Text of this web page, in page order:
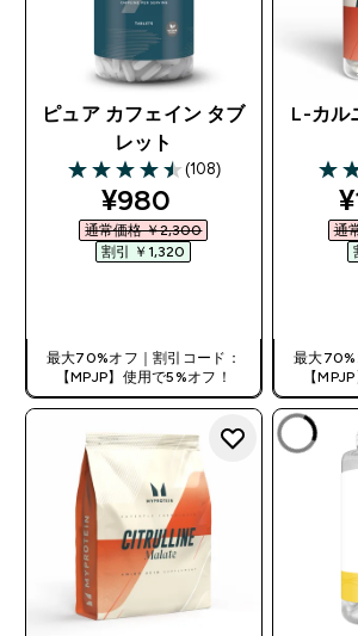
ピュア カフェイン タブ
レット
4.47 out of 5 stars
(108)
discounted price
¥980‎
通常価格 ￥2,300‎
割引 ￥1,320‎
最大70%オフ｜割引コード：
【MPJP】使用で5%オフ！
L-カル
通
最大70%
【